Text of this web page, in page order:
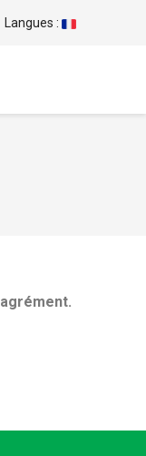
Langues :